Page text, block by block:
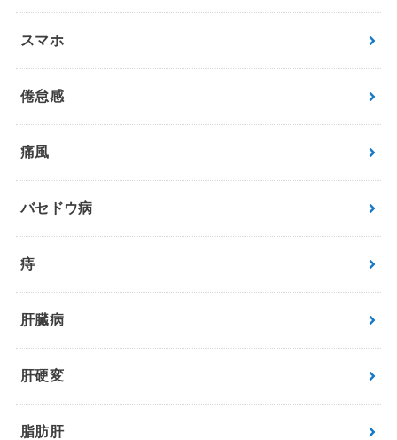
スマホ
倦怠感
痛風
バセドウ病
痔
肝臓病
肝硬変
脂肪肝